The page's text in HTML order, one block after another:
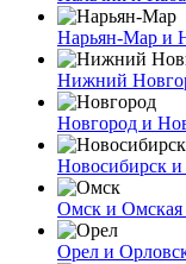
Нарьян-Мар и
Нижний
Новгород и
Новосибирск и
Омск и Омская
Орел и